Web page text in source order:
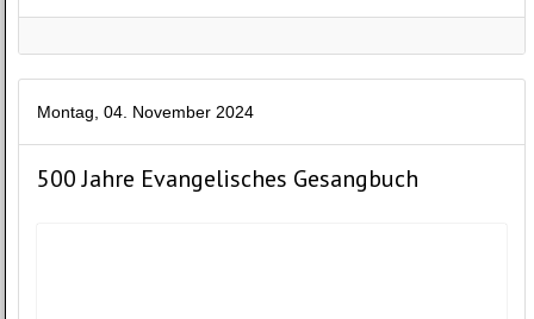
Montag, 04. November 2024
500 Jahre Evangelisches Gesangbuch